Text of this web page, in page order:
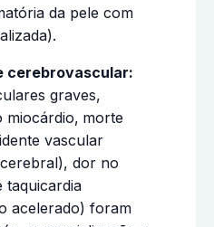
da pele com
cerebrovascular:
graves,
miocárdio, morte
vascular
dor no
taquicardia
acelerado) foram